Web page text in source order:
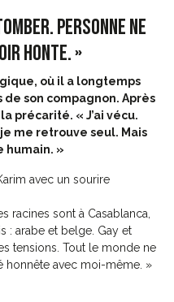
PERSONNE NE
HONTE. »
où il a longtemps
son compagnon. Après
précarité. « J’ai vécu.
me retrouve seul. Mais
humain. »
avec un sourire
racines sont à Casablanca,
: arabe et belge. Gay et
tensions. Tout le monde ne
honnête avec moi-même. »